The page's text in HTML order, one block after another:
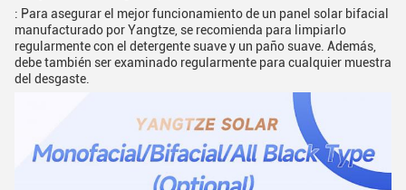
: Para asegurar el mejor funcionamiento de un panel solar bifacial
manufacturado por Yangtze, se recomienda para limpiarlo
regularmente con el detergente suave y un paño suave. Además,
debe también ser examinado regularmente para cualquier muestra
del desgaste.